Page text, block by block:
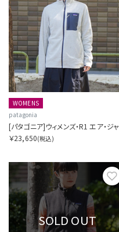
WOMENS
patagonia
￥23,650(税込)
SOLD OUT